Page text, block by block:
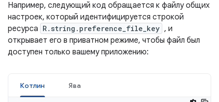
Например, следующий код обращается к файлу общих
настроек, который идентифицируется строкой
ресурса R.string.preference_file_key , и
открывает его в приватном режиме, чтобы файл был
доступен только вашему приложению:
Котлин Ява